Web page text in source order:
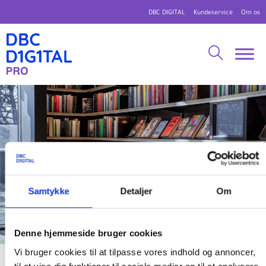
Samtykke Detaljer Om
Denne hjemmeside bruger cookies
Vi bruger cookies til at tilpasse vores indhold og annoncer,
DBC DIGITAL Kundeservice Om os